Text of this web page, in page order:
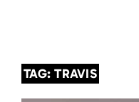
TAG: TRAVIS